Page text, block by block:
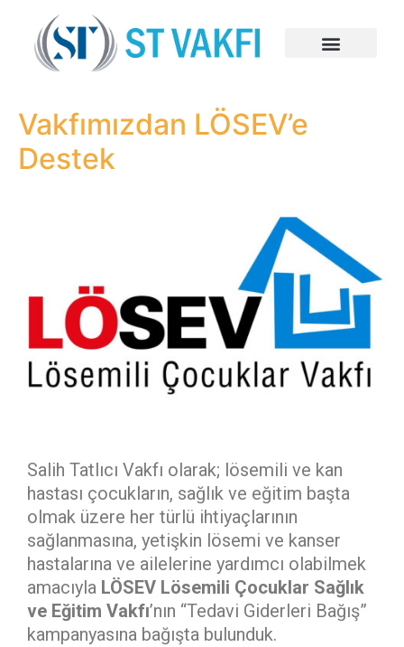
Vakfımızdan LÖSEV’e
Destek
Salih Tatlıcı Vakfı olarak; lösemili ve kan
hastası çocukların, sağlık ve eğitim başta
olmak üzere her türlü ihtiyaçlarının
sağlanmasına, yetişkin lösemi ve kanser
hastalarına ve ailelerine yardımcı olabilmek
amacıyla LÖSEV Lösemili Çocuklar Sağlık
ve Eğitim Vakfı’nın “Tedavi Giderleri Bağış”
kampanyasına bağışta bulunduk.